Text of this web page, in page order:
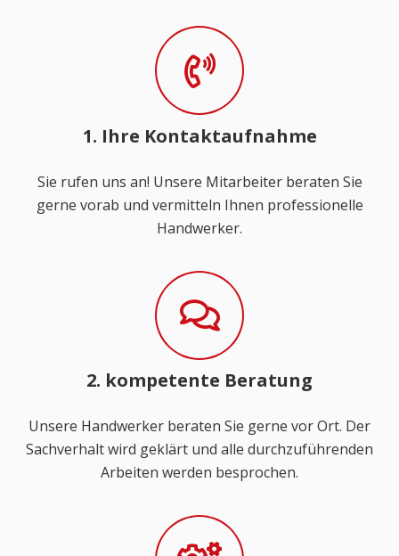
1. Ihre Kontaktaufnahme
Sie rufen uns an! Unsere Mitarbeiter beraten Sie
gerne vorab und vermitteln Ihnen professionelle
Handwerker.
2. kompetente Beratung
Unsere Handwerker beraten Sie gerne vor Ort. Der
Sachverhalt wird geklärt und alle durchzuführenden
Arbeiten werden besprochen.